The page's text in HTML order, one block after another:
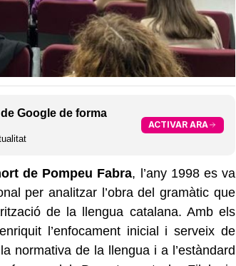
Google de forma
ACTIVAR ARA
de Pompeu Fabra, l’any 1998 es va
per analitzar l’obra del gramàtic que
de la llengua catalana. Amb els
l’enfocament inicial i serveix de
normativa de la llengua i a l’estàndard